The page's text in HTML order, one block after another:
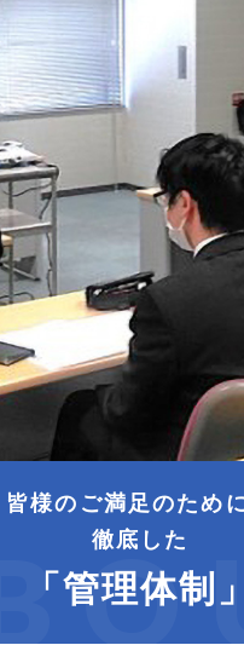
皆様のご満足のために
徹底した
「管理体制」